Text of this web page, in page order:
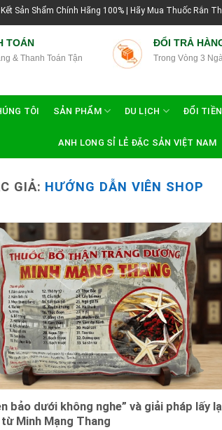
Chính Hãng 100% | Hãy Mua Thuốc Rắn Thái Lan Tại
TOÁN
& Thanh Toán Tận
ĐỔI TRẢ
Trong Vòng 3
TÔI SẢN PHẨM DU LỊCH ĐỔI
ANH LONG SỈ LẺ ĐẶC SẢN VIỆT NAM
GIẢ: HƯỚNG DẪN VIÊN SHOP
bảo dưới không nghe” và giải pháp lấy
Minh Mạng Thang